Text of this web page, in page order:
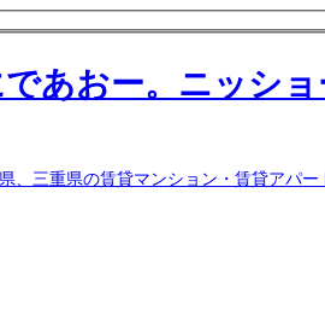
、三重県の賃貸マンション・賃貸アパー